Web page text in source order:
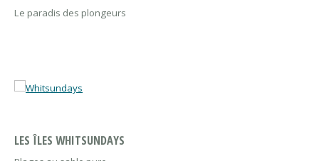
Le paradis des plongeurs
LES ÎLES WHITSUNDAYS